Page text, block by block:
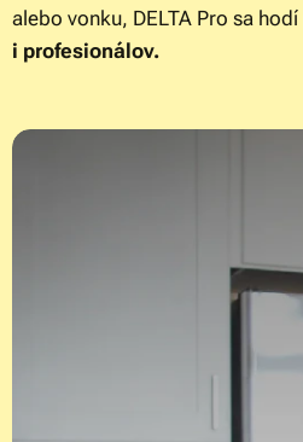
alebo vonku, DELTA Pro sa hodí
i profesionálov.